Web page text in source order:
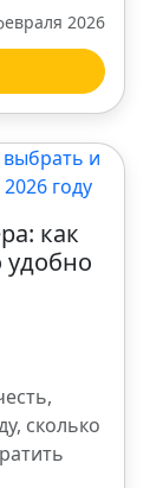
2026
как
сколько